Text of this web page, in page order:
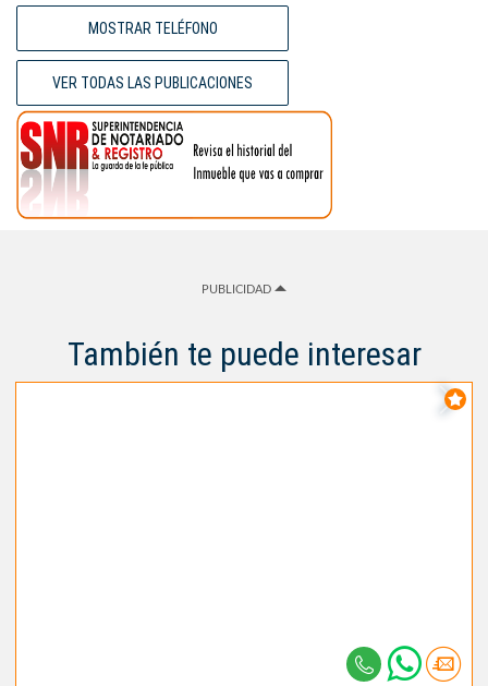
MOSTRAR TELÉFONO
VER TODAS LAS PUBLICACIONES
PUBLICIDAD
También te puede interesar